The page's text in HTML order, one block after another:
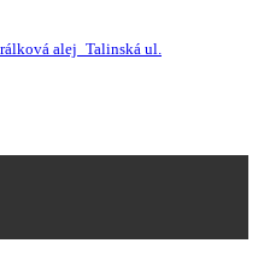
alej_Talinská ul.